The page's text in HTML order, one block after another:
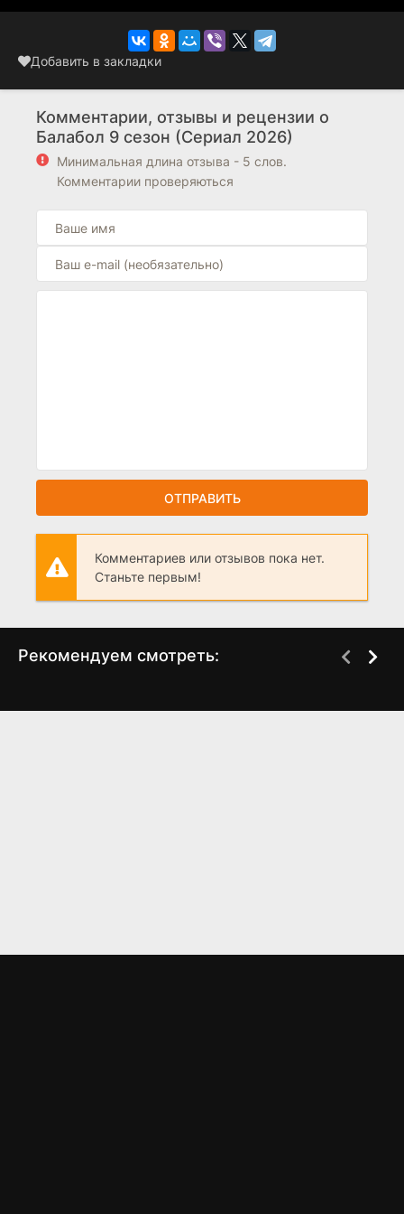
Добавить в закладки
Комментарии, отзывы и рецензии о
Балабол 9 сезон (Сериал 2026)
Минимальная длина отзыва - 5 слов.
Комментарии проверяються
ОТПРАВИТЬ
Комментариев или отзывов пока нет.
Станьте первым!
Рекомендуем смотреть: